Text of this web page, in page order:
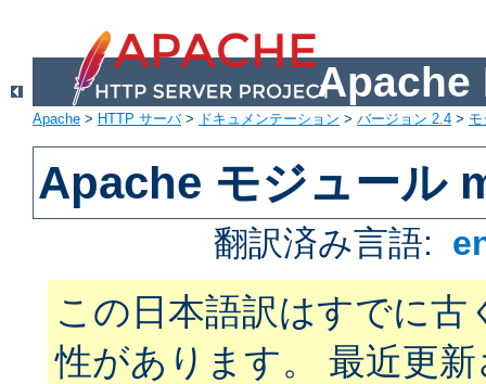
Apache
Apache > HTTP サーバ> ドキュメンテーション > バージョン 2.4 >
Apache モジュール
翻訳済み言語:
この日本語訳はすでに古
性があります。 最近更